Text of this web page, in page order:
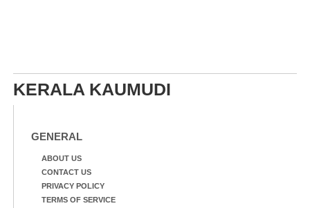
KERALA KAUMUDI
GENERAL
ABOUT US
CONTACT US
PRIVACY POLICY
TERMS OF SERVICE